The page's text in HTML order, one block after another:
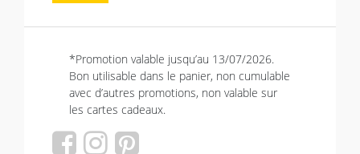
*Promotion valable jusqu’au 13/07/2026.
Bon utilisable dans le panier, non cumulable
avec d’autres promotions, non valable sur
les cartes cadeaux.